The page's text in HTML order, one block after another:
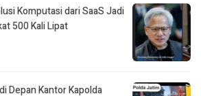
Komputasi dari SaaS Jadi
500 Kali Lipat
Depan Kantor Kapolda